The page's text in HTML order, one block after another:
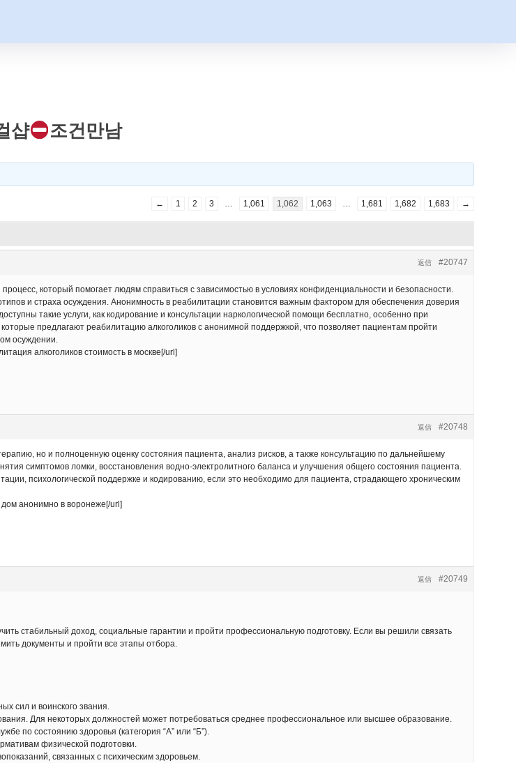
샵 조건만남
← 1 2 3 … 1,061 1,062 1,063 … 1,681 1,682 1,683 →
#20747
返信
который помогает людям справиться с зависимостью в условиях конфиденциальности и безопасности.
и страха осуждения. Анонимность в реабилитации становится важным фактором для обеспечения доверия
такие услуги, как кодирование и консультации наркологической помощи бесплатно, особенно при
предлагают реабилитацию алкоголиков с анонимной поддержкой, что позволяет пациентам пройти
осуждении.
алкоголиков стоимость в москве[/url]
#20748
返信
но и полноценную оценку состояния пациента, анализ рисков, а также консультацию по дальнейшему
симптомов ломки, восстановления водно-электролитного баланса и улучшения общего состояния пациента.
психологической поддержке и кодированию, если это необходимо для пациента, страдающего хроническим
анонимно в воронеже[/url]
#20749
返信
стабильный доход, социальные гарантии и пройти профессиональную подготовку. Если вы решили связать
документы и пройти все этапы отбора.
сил и воинского звания.
Для некоторых должностей может потребоваться среднее профессиональное или высшее образование.
по состоянию здоровья (категория “А” или “Б”).
физической подготовки.
связанных с психическим здоровьем.